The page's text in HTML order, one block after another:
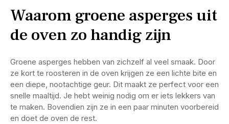
Waarom groene asperges uit
de oven zo handig zijn
Groene asperges hebben van zichzelf al veel smaak. Door
ze kort te roosteren in de oven krijgen ze een lichte bite en
een diepe, nootachtige geur. Dit maakt ze perfect voor een
snelle maaltijd. Je hebt weinig nodig om er iets lekkers van
te maken. Bovendien zijn ze in een paar minuten voorbereid
en doet de oven de rest.